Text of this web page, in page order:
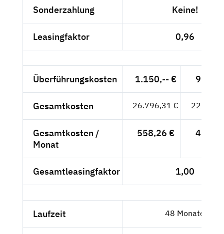
Sonderzahlung Keine!
Leasingfaktor 0,96
Überführungskosten 1.150,-- €
Gesamtkosten 26.796,31 €
Gesamtkosten /
Monat
558,26 €
Gesamtleasingfaktor 1,00
Laufzeit 48 Monate